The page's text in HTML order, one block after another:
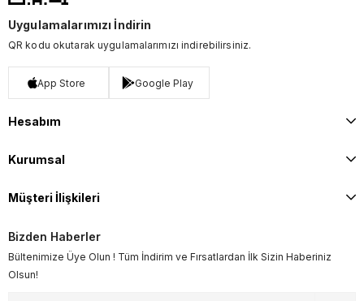
Uygulamalarımızı İndirin
QR kodu okutarak uygulamalarımızı indirebilirsiniz.
App Store Google Play
Hesabım
Kurumsal
Müşteri İlişkileri
Bizden Haberler
Bültenimize Üye Olun ! Tüm İndirim ve Fırsatlardan İlk Sizin Haberiniz
Olsun!